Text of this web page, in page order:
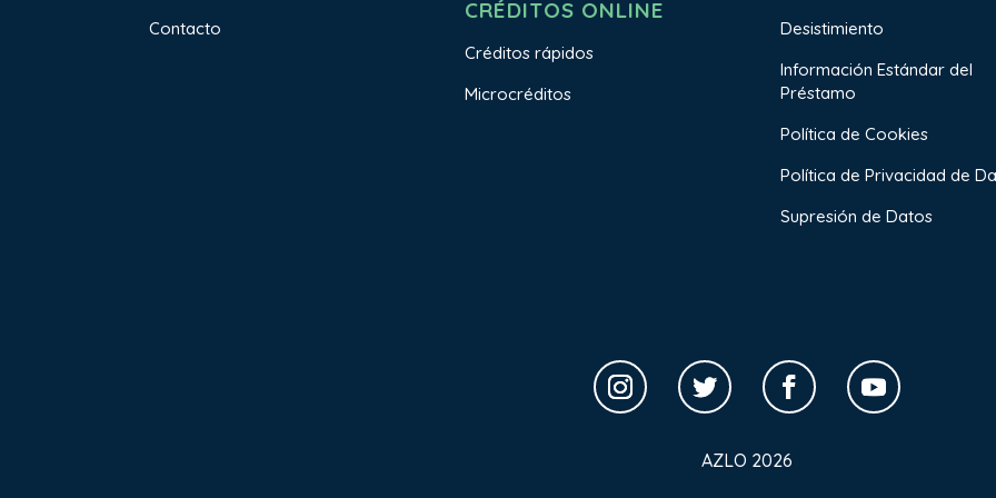
Contacto
CRÉDITOS ONLINE
Créditos rápidos
Microcréditos
Desistimiento
Información Estándar del
Préstamo
Política de Cookies
Política de Privacidad de
Supresión de Datos
AZLO 2026